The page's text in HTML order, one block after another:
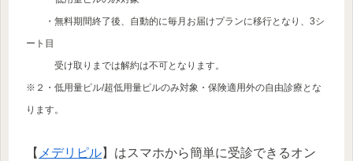
・無料期間終了後、自動的に毎月お届けプランに移行となり、3シ
ート目
受け取りまでは解約は不可となります。
※２・低用量ピル/超低用量ピルのみ対象・保険適用外の自由診療とな
ります。
【 メデリピル】はスマホから簡単に受診できるオン